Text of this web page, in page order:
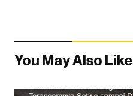
You May Also Like